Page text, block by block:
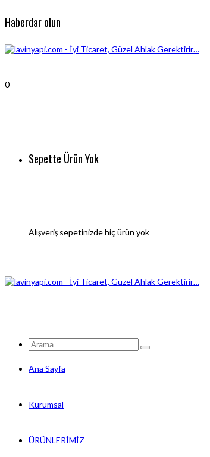
Haberdar olun
0
Sepette Ürün Yok
Alışveriş sepetinizde hiç ürün yok
Ana Sayfa
Kurumsal
ÜRÜNLERİMİZ